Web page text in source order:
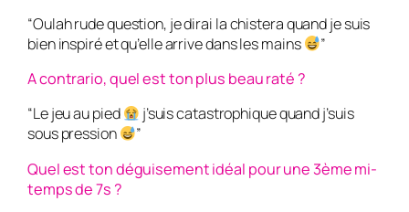
“Oulah rude question, je dirai la chistera quand je suis
bien inspiré et qu’elle arrive dans les mains
”
A contrario, quel est ton plus beau raté ?
“Le jeu au pied
j’suis catastrophique quand j’suis
sous pression
”
Quel est ton déguisement idéal pour une 3ème mi-
temps de 7s ?